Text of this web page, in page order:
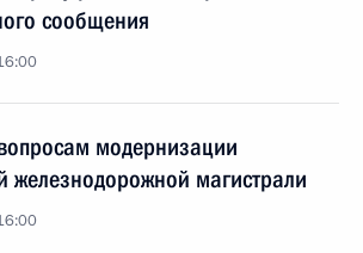
сообщения
модернизации
железнодорожной магистрали